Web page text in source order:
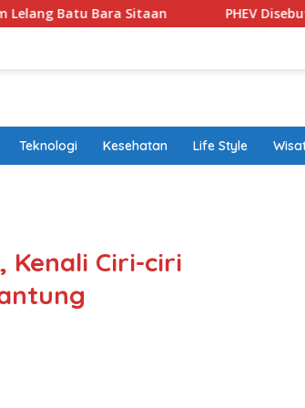
Bara Sitaan PHEV Disebut Solusi
Teknologi Kesehatan Life Style
Kenali Ciri-ciri